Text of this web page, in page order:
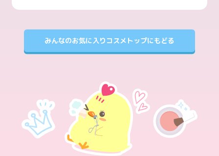
みんなのお気に入りコスメトップにもどる